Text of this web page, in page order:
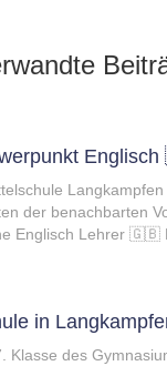
der benachbarten
Lehrer 🇬🇧
in
Klasse des